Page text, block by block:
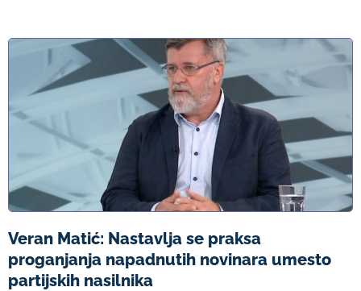
Veran Matić: Nastavlja se praksa
proganjanja napadnutih novinara umesto
partijskih nasilnika